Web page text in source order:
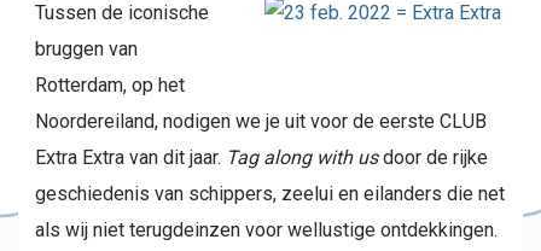
Tussen de iconische
bruggen van
Rotterdam, op het
Noordereiland, nodigen we je uit voor de eerste CLUB
Extra Extra van dit jaar. Tag along with usdoor de rijke
geschiedenis van schippers, zeelui en eilanders die net
als wij niet terugdeinzen voor wellustige ontdekkingen.